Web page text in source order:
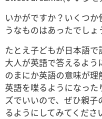
いかがですか？いくつ
うなものはあったでしょ
たとえ子どもが日本語で
大人が英語で答えるよ
のまにか英語の意味が理
英語を喋るようになっ
ズでいいので、ぜひ親
るようにしてみてくださ